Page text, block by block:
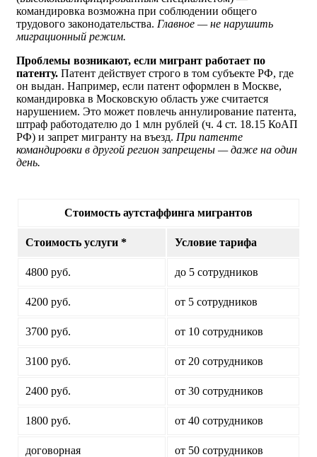
командировка возможна при соблюдении общего
трудового законодательства. Главное — не нарушить
миграционный режим.
Проблемы возникают, если мигрант работает по
патенту. Патент действует строго в том субъекте РФ, где
он выдан. Например, если патент оформлен в Москве,
командировка в Московскую область уже считается
нарушением. Это может повлечь аннулирование патента,
штраф работодателю до 1 млн рублей (ч. 4 ст. 18.15 КоАП
РФ) и запрет мигранту на въезд. При патенте
командировки в другой регион запрещены — даже на один
день.
Стоимость аутстаффинга мигрантов
Стоимость услуги * Условие тарифа
4800 руб. до 5 сотрудников
4200 руб. от 5 сотрудников
3700 руб. от 10 сотрудников
3100 руб. от 20 сотрудников
2400 руб. от 30 сотрудников
1800 руб. от 40 сотрудников
договорная от 50 сотрудников